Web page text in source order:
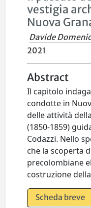
vestigia
Nuova
Davide
2021
Abstract
Il capitolo
condotte in
delle attività
(1850-1859)
Codazzi. Nello
che la scoperta
precolombiane
costruzione
Scheda breve